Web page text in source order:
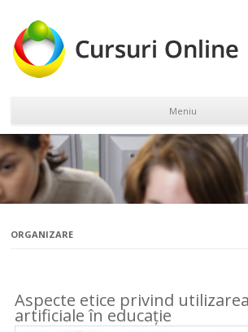
Meniu
Sari la
ORGANIZARE
Aspecte etice privind
artificiale în educație